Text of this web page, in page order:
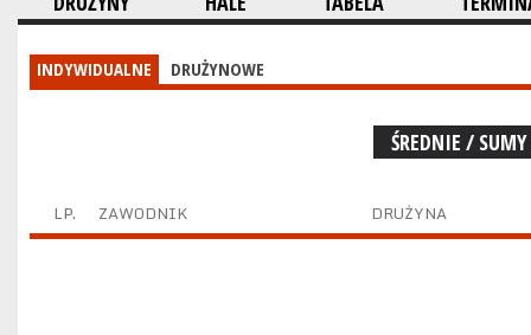
INDYWIDUALNE DRUŻYNOWE
ŚREDNIE / SUMY
LP. ZAWODNIK DRUŻYNA